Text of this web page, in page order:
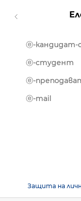
ⓔ-
ⓔ-студент
ⓔ-
ⓔ-mail
Защита на